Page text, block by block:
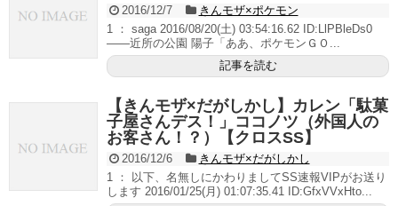
2016/12/7
きんモザ×ポケモン
1 ： saga 2016/08/20(土) 03:54:16.62 ID:LlPBleDs0
――近所の公園 陽子「ああ、ポケモンＧＯ...
記事を読む
【きんモザ×だがしかし】カレン「駄菓
子屋さんデス！」ココノツ（外国人の
お客さん！？）【クロスSS】
2016/12/6
きんモザ×だがしかし
1 ： 以下、名無しにかわりましてSS速報VIPがお送り
します 2016/01/25(月) 01:07:35.41 ID:GfxVVxHto...